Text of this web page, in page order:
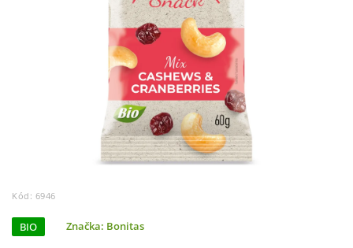
Kód: 6946
BIO Značka: Bonitas